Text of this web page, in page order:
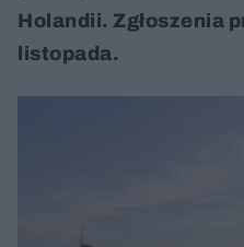
Holandii. Zgłoszenia
listopada.